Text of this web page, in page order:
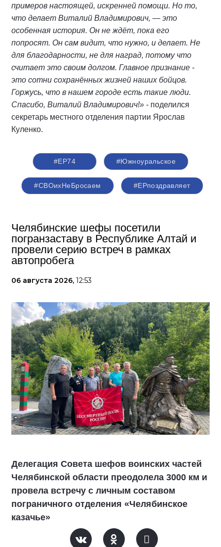
примеров настоящей, искренней помощи. Но то,
что делает Виталий Владимирович, — это
особенная история. Он не ждёт, пока его
попросят. Он сам видит, что нужно, и делает. Не
для благодарности, не для наград, потому что
считает это своим долгом. Главное признание -
это сотни сохранённых жизней наших бойцов.
Горжусь, что в нашем городе есть такие люди.
Спасибо, Виталий Владимирович!» - поделился
секретарь местного отделения партии Ярослав
Куленко.
#ЕР74 #Южноуральское
#СВОихНеБросаем #ЕРпоздравляет
Челябинские шефы посетили
погранзаставу в Республике Алтай и
провели серию встреч в рамках
автопробега
06 августа 2026, 12:53
Делегация Совета шефов воинских частей
Челябинской области преодолела 3000 км и
провела встречу с личным составом
пограничного отделения «Челябинское
казачье»